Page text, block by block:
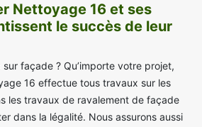
Nettoyage 16 et ses
le succès de leur
façade ? Qu’importe votre projet,
16 effectue tous travaux sur les
les travaux de ravalement de façade
dans la légalité. Nous assurons aussi